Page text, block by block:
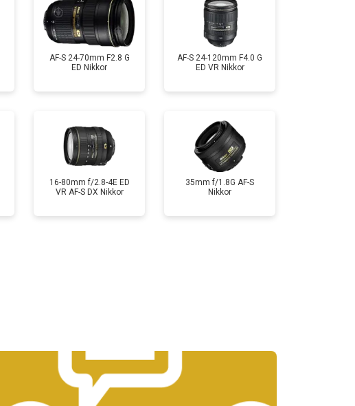
AF-S 24-70mm F2.8 G
ED Nikkor
AF-S 24-120mm F4.0 G
ED VR Nikkor
16-80mm f/2.8-4E ED
VR AF-S DX Nikkor
35mm f/1.8G AF-S
Nikkor